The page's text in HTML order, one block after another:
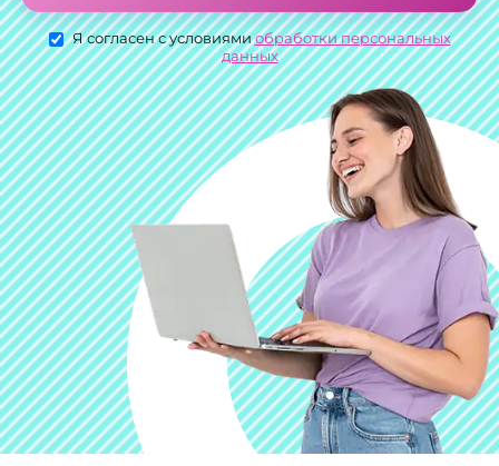
Я согласен с условиямиобработки персональных
данных